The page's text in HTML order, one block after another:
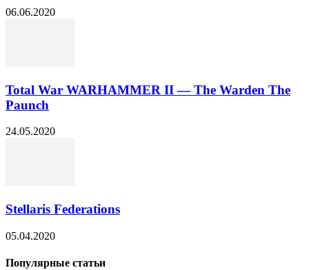
06.06.2020
Total War WARHAMMER II — The Warden The
Paunch
24.05.2020
Stellaris Federations
05.04.2020
Популярные статьи